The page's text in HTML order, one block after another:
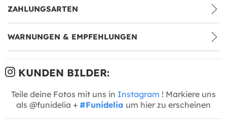
ZAHLUNGSARTEN
WARNUNGEN & EMPFEHLUNGEN
KUNDEN BILDER:
Teile deine Fotos mit uns in Instagram ! Markiere uns
als @funidelia + #Funidelia um hier zu erscheinen